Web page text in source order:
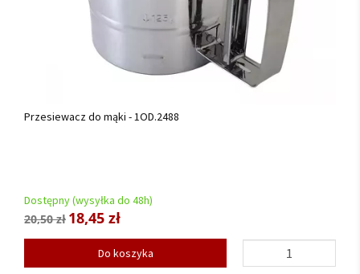
Przesiewacz do mąki - 1OD.2488
Dostępny (wysyłka do 48h)
20,50 zł 18,45 zł
Do koszyka